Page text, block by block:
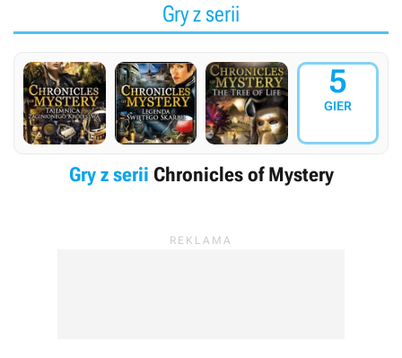
Gry z serii
5
GIER
Gry z serii Chronicles of Mystery